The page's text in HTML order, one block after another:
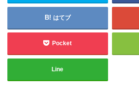
はてブ
Pocket
Line